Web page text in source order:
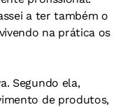
a ter também o
na prática os
Segundo ela,
de produtos,